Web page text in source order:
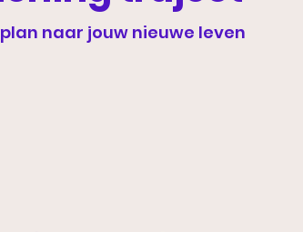
naar jouw nieuwe leven